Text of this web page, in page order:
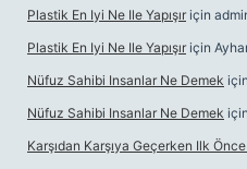
Plastik En Iyi Ne Ile Yapışır için
Plastik En Iyi Ne Ile Yapışır için
Nüfuz Sahibi Insanlar Ne Demek için
Nüfuz Sahibi Insanlar Ne Demek için
Karşıdan Karşıya Geçerken Ilk